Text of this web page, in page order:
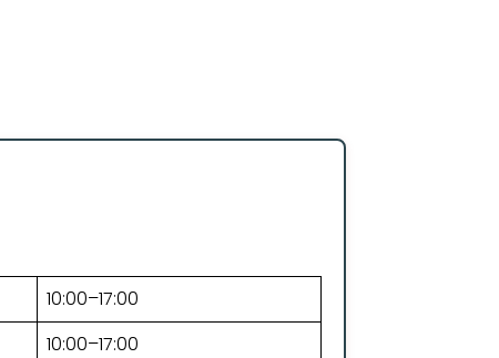
10:00–17:00
10:00–17:00